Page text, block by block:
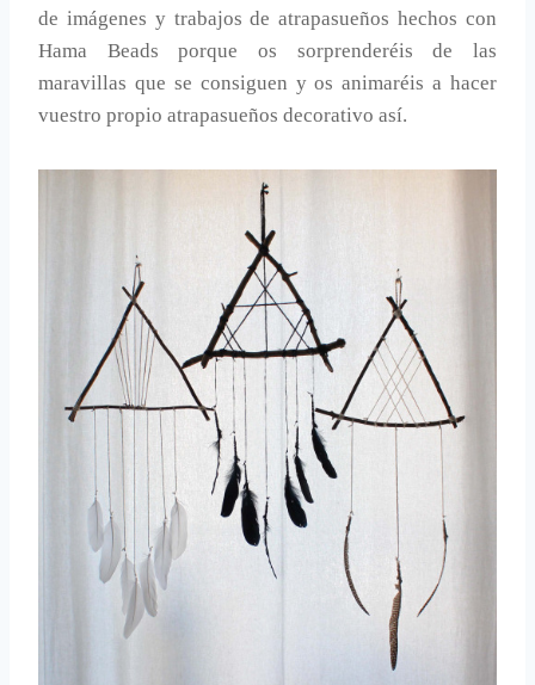
de imágenes y trabajos de atrapasueños hechos con
Hama Beads porque os sorprenderéis de las
maravillas que se consiguen y os animaréis a hacer
vuestro propio atrapasueños decorativo así.